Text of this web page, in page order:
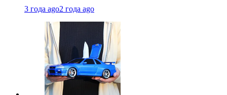
3 года ago2 года ago